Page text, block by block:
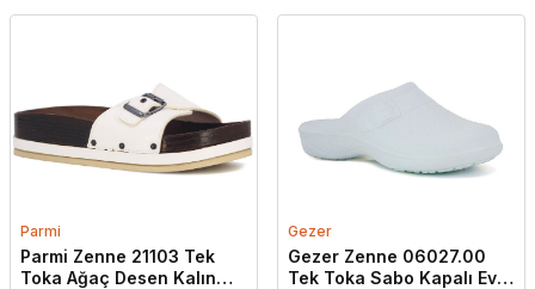
Parmi
Parmi Zenne 21103 Tek
Toka Ağaç Desen Kalın
Gezer
Gezer Zenne 06027.00
Tek Toka Sabo Kapalı Eva